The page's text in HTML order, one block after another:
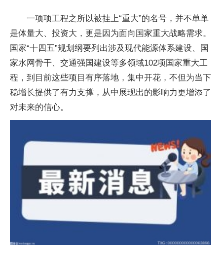
一项项工程之所以被挂上“重大”的名号，并不单单
是体量大、投资大，更是因为面向国家重大战略需求。
国家“十四五”规划纲要列出涉及现代能源体系建设、国
家水网骨干、交通强国建设等多领域102项国家重大工
程，到目前这些项目有序落地，集中开花，不但为当下
稳增长提供了有力支撑，从中展现出的影响力更增添了
对未来的信心。